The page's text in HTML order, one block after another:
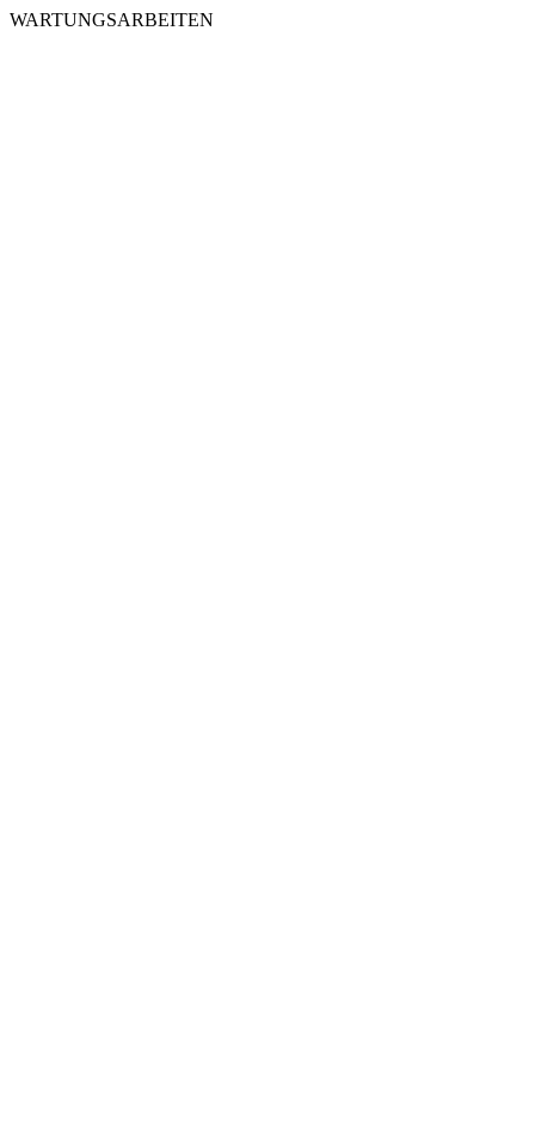
WARTUNGSARBEITEN